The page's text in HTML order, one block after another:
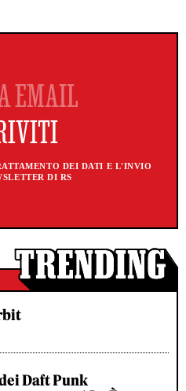
DEI DATI E L'INVIO
DI RS
Daft Punk